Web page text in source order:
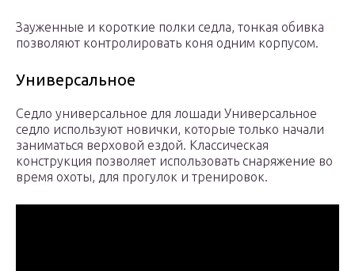
Зауженные и короткие полки седла, тонкая обивка
позволяют контролировать коня одним корпусом.
Универсальное
Седло универсальное для лошади Универсальное
седло используют новички, которые только начали
заниматься верховой ездой. Классическая
конструкция позволяет использовать снаряжение во
время охоты, для прогулок и тренировок.